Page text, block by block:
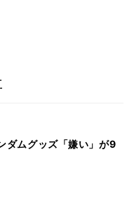
ダムグッズ「嫌い」が9